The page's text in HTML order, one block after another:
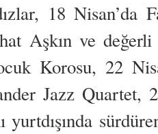
18
Aşkın ve
Korosu, 22
Jazz Quartet,
yurtdışında